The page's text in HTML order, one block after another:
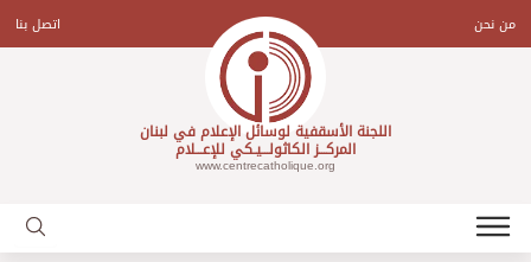
contentمن نحن اتصل بنا
اللجنة الأسقفية لوسائل الإعلام في لبنان
المركـــز الكاثولـــيـكي للإعـــلام
www.centrecatholique.org